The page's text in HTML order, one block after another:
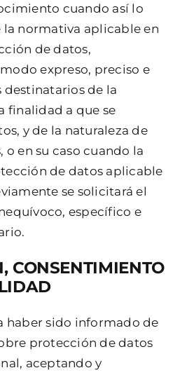
cuando así lo
la normativa aplicable en
de datos,
expreso, preciso e
de la
finalidad a que se
y de la naturaleza de
o en su caso cuando la
de datos aplicable
se solicitará el
específico e
CONSENTIMIENTO
haber sido informado de
protección de datos
aceptando y